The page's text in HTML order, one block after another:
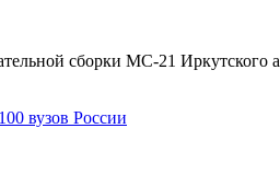
сборки МС-21
вузов России